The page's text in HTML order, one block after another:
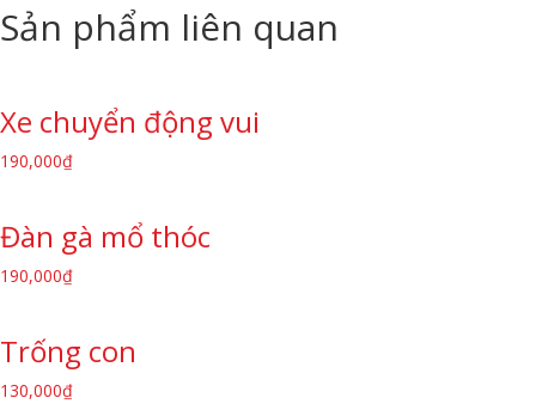
Sản phẩm liên quan
Xe chuyển động vui
190,000₫
Đàn gà mổ thóc
190,000₫
Trống con
130,000₫